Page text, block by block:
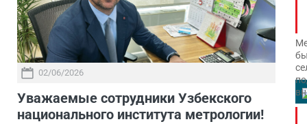
02/06/2026
Уважаемые сотрудники Узбекского
национального института метрологии!